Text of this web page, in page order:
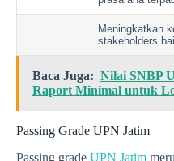
Meningkatkan
stakeholders
Baca Juga: Nilai SNBP
Raport Minimal untuk
Passing Grade UPN Jatim
Passing grade UPN Jatim